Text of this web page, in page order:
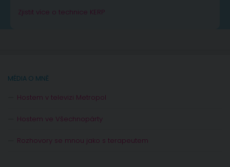
Zjistit více o technice KERP
MÉDIA O MNĚ
Hostem v televizi Metropol
Hostem ve Všechnopárty
Rozhovory se mnou jako s terapeutem